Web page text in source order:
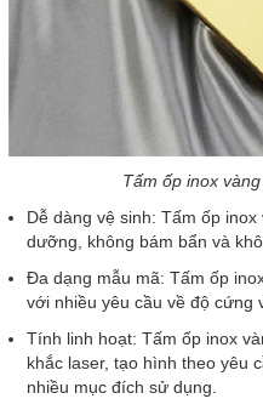
Tấm ốp inox
Dễ dàng vệ sinh: Tấm ốp
dưỡng, không bám bẩn và
Đa dạng mẫu mã: Tấm ốp
với nhiều yêu cầu về độ cứng
Tính linh hoạt: Tấm ốp inox
khắc laser, tạo hình theo yêu
nhiều mục đích sử dụng.